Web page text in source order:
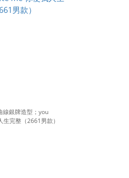
線銀牌造型；you
完整（2661男款）